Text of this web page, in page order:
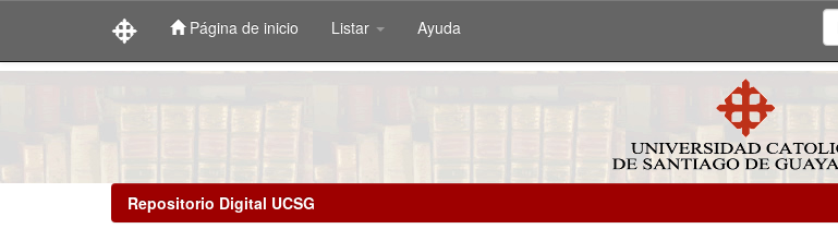
Página de inicio Listar Ayuda
Repositorio Digital UCSG